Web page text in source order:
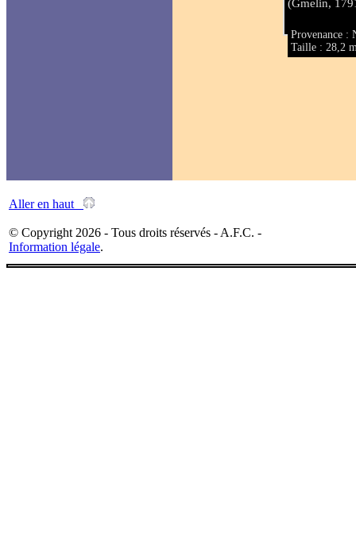
(Gmelin,
Provenance :
Taille : 28,2
Aller en haut
© Copyright 2026 - Tous droits réservés - A.F.C. -
Information légale.